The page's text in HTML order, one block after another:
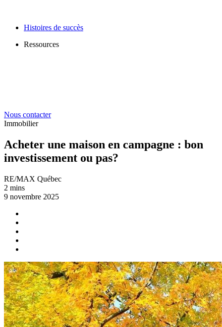
Histoires de succès
Ressources
Nous contacter
Immobilier
Acheter une maison en campagne : bon
investissement ou pas?
RE/MAX Québec
2 mins
9 novembre 2025